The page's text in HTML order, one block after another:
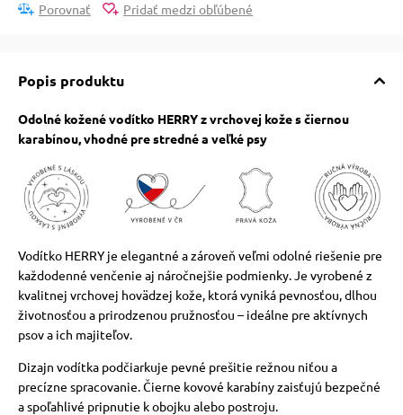
Porovnať Pridať medzi obľúbené
Popis produktu
Odolné kožené vodítko HERRY z vrchovej kože s čiernou
karabínou, vhodné pre stredné a veľké psy
Vodítko HERRY je elegantné a zároveň veľmi odolné riešenie pre
každodenné venčenie aj náročnejšie podmienky. Je vyrobené z
kvalitnej vrchovej hovädzej kože, ktorá vyniká pevnosťou, dlhou
životnosťou a prirodzenou pružnosťou – ideálne pre aktívnych
psov a ich majiteľov.
Dizajn vodítka podčiarkuje pevné prešitie režnou niťou a
precízne spracovanie. Čierne kovové karabíny zaisťujú bezpečné
a spoľahlivé pripnutie k obojku alebo postroju.